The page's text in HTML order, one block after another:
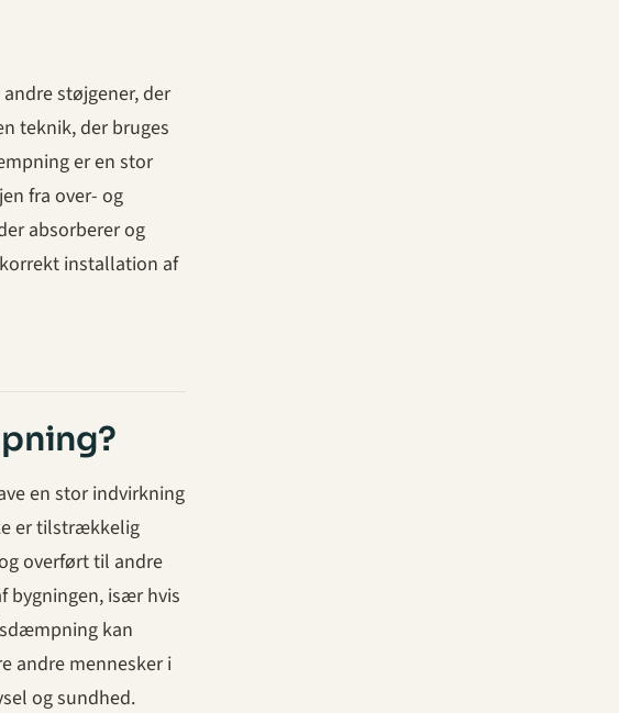
støjgener, der
teknik, der bruges
er en stor
fra over- og
absorberer og
installation af
en stor indvirkning
er tilstrækkelig
overført til andre
bygningen, især hvis
kan
andre mennesker i
og sundhed.